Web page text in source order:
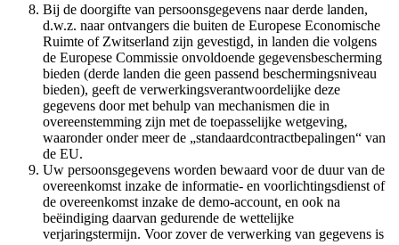
Bij de doorgifte van persoonsgegevens naar derde landen,
d.w.z. naar ontvangers die buiten de Europese Economische
Ruimte of Zwitserland zijn gevestigd, in landen die volgens
de Europese Commissie onvoldoende gegevensbescherming
bieden (derde landen die geen passend beschermingsniveau
bieden), geeft de verwerkingsverantwoordelijke deze
gegevens door met behulp van mechanismen die in
overeenstemming zijn met de toepasselijke wetgeving,
waaronder onder meer de „standaardcontractbepalingen“ van
de EU.
Uw persoonsgegevens worden bewaard voor de duur van de
overeenkomst inzake de informatie- en voorlichtingsdienst of
de overeenkomst inzake de demo-account, en ook na
beëindiging daarvan gedurende de wettelijke
verjaringstermijn. Voor zover de verwerking van gegevens is